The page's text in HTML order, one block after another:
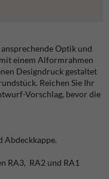
Optik und
einem Alformrahmen
Designdruck gestaltet
Reichen Sie Ihr
Vorschlag, bevor die
Abdeckkappe.
RA3, RA2 und RA1